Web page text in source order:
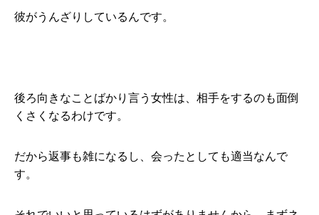
彼がうんざりしているんです。
後ろ向きなことばかり言う女性は、相手をするのも面倒
くさくなるわけです。
だから返事も雑になるし、会ったとしても適当なんで
す。